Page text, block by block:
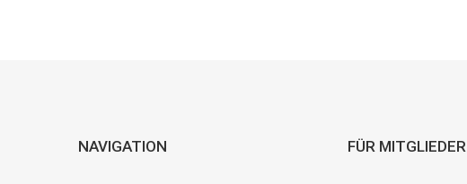
NAVIGATION FÜR MITGLIEDER